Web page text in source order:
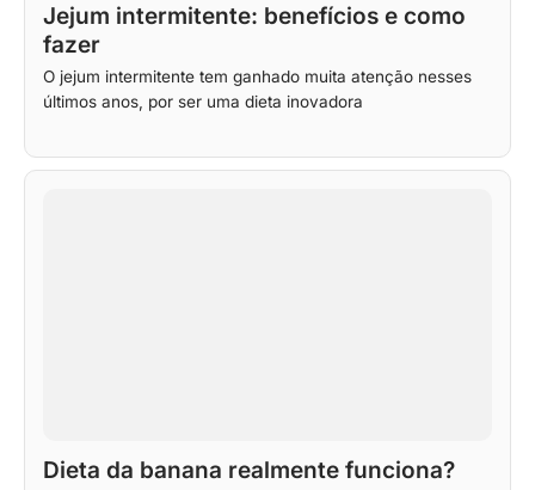
Jejum intermitente: benefícios e como
fazer
O jejum intermitente tem ganhado muita atenção nesses
últimos anos, por ser uma dieta inovadora
Dieta da banana realmente funciona?